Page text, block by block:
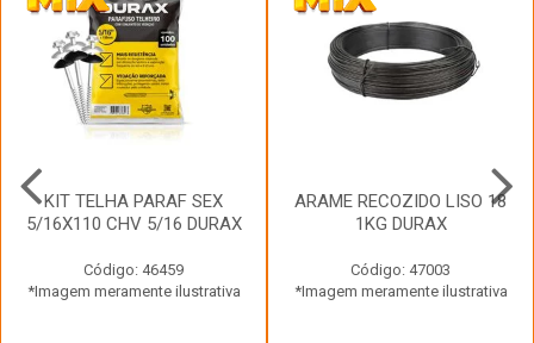
KIT TELHA PARAF SEX
5/16X110 CHV 5/16 DURAX
Código: 46459
*Imagem meramente ilustrativa
ARAME RECOZIDO LISO 18
1KG DURAX
Código: 47003
*Imagem meramente ilustrativa